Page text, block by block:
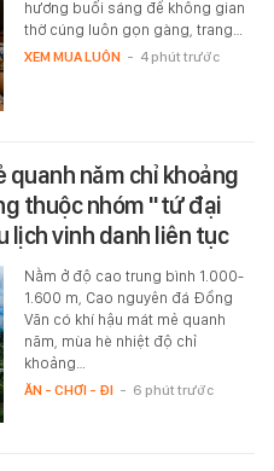
hương buổi sáng để không gian
thờ cúng luôn gọn gàng, trang…
XEM MUA LUÔN - 4 phút trước
quanh năm chỉ khoảng
thuộc nhóm "tứ đại
lịch vinh danh liên tục
Nằm ở độ cao trung bình 1.000-
1.600 m, Cao nguyên đá Đồng
Văn có khí hậu mát mẻ quanh
năm, mùa hè nhiệt độ chỉ
khoảng…
ĂN - CHƠI - ĐI - 6 phút trước